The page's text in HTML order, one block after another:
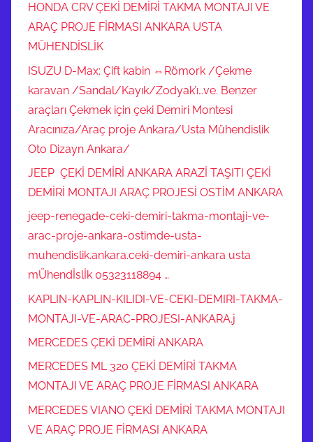
HONDA CRV ÇEKİ DEMİRİ TAKMA MONTAJI VE
ARAÇ PROJE FİRMASI ANKARA USTA
MÜHENDİSLİK
ISUZU D-Max: Çift kabin ⇔Römork /Çekme
karavan /Sandal/Kayık/Zodyak’ı…ve. Benzer
araçları Çekmek için çeki Demiri Montesi
Aracınıza/Araç proje Ankara/Usta Mühendislik
Oto Dizayn Ankara/
JEEP ÇEKİ DEMİRİ ANKARA ARAZİ TAŞITI ÇEKİ
DEMİRİ MONTAJI ARAÇ PROJESİ OSTİM ANKARA
jeep-renegade-ceki-demiri-takma-montaji-ve-
arac-proje-ankara-ostimde-usta-
muhendislik.ankara.ceki-demiri-ankara usta
mÜhendİslİk 05323118894 …
KAPLIN-KAPLIN-KILIDI-VE-CEKI-DEMIRI-TAKMA-
MONTAJI-VE-ARAC-PROJESI-ANKARA.j
MERCEDES ÇEKİ DEMİRİ ANKARA
MERCEDES ML 320 ÇEKİ DEMİRİ TAKMA
MONTAJI VE ARAÇ PROJE FİRMASI ANKARA
MERCEDES VIANO ÇEKİ DEMİRİ TAKMA MONTAJI
VE ARAÇ PROJE FİRMASI ANKARA